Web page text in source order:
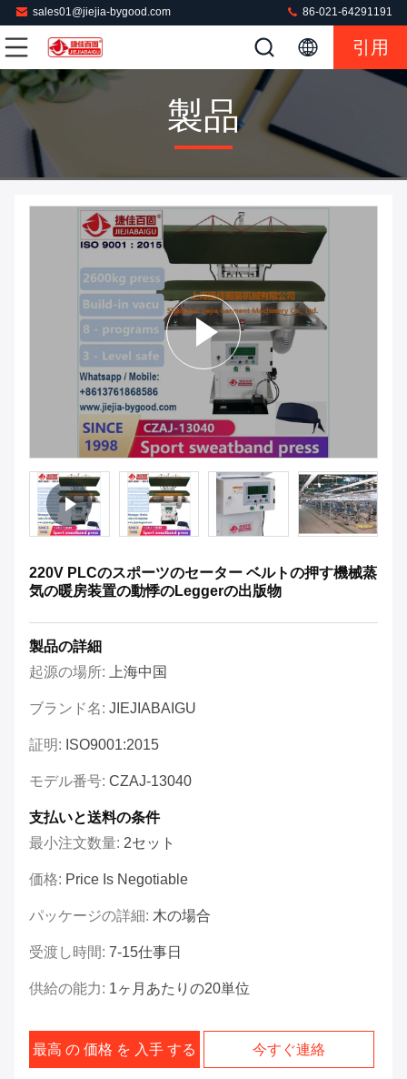
sales01@jiejia-bygood.com 86-021-64291191
引用
製品
220V PLCのスポーツのセーター ベルトの押す機械蒸
気の暖房装置の動悸のLeggerの出版物
製品の詳細
起源の場所: 上海中国
ブランド名: JIEJIABAIGU
証明: ISO9001:2015
モデル番号: CZAJ-13040
支払いと送料の条件
最小注文数量: 2セット
価格: Price Is Negotiable
パッケージの詳細: 木の場合
受渡し時間: 7-15仕事日
供給の能力: 1ヶ月あたりの20単位
最高 の 価格 を 入手 する 今すぐ連絡